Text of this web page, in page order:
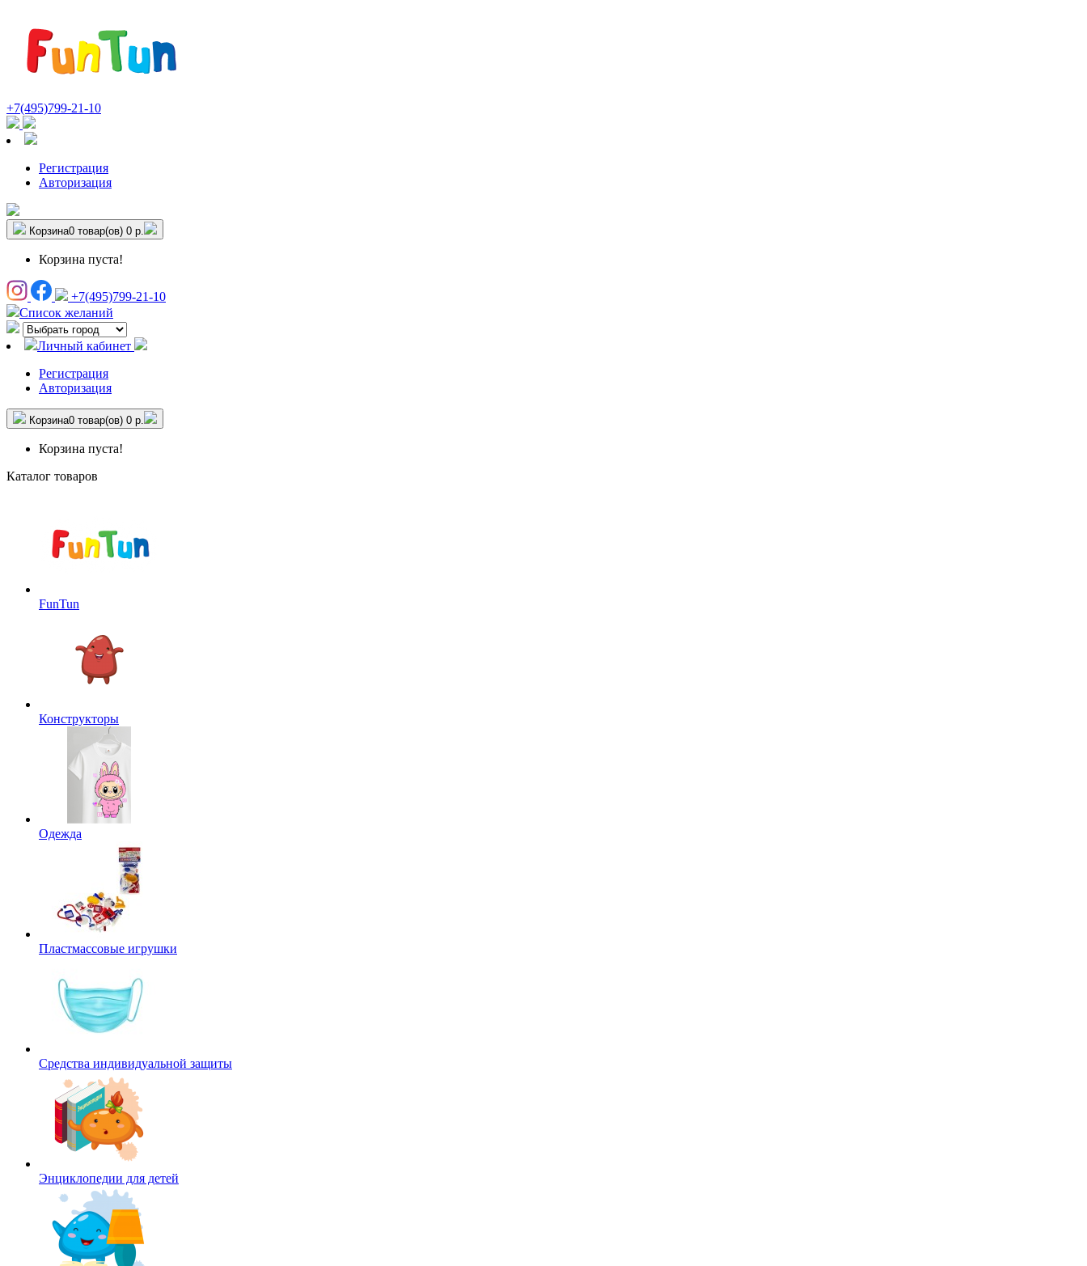
+7(495)799-21-10
Регистрация
Авторизация
Корзина0 товар(ов) 0 р.
Корзина пуста!
+7(495)799-21-10
Список желаний
Личный кабинет
Регистрация
Авторизация
Корзина0 товар(ов) 0 р.
Корзина пуста!
Каталог товаров
FunTun
Конструкторы
Одежда
Пластмассовые игрушки
Средства индивидуальной защиты
Энциклопедии для детей